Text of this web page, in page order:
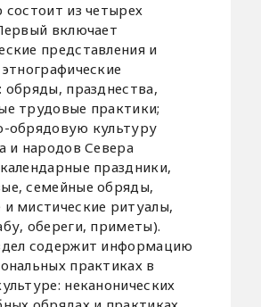
из четырех
включает
представления и
обряды, празднества,
трудовые практики;
обрядовую культуру
и народов Севера
праздники,
семейные обряды,
мистические ритуалы,
обереги, приметы).
содержит информацию
практиках в
неканонических